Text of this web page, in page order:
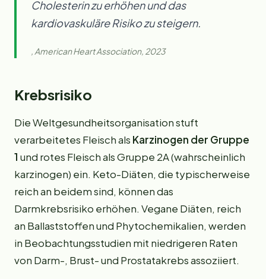
Cholesterin zu erhöhen und das
kardiovaskuläre Risiko zu steigern.
, American Heart Association, 2023
Krebsrisiko
Die Weltgesundheitsorganisation stuft
verarbeitetes Fleisch als Karzinogen der Gruppe
1 und rotes Fleisch als Gruppe 2A (wahrscheinlich
karzinogen) ein. Keto-Diäten, die typischerweise
reich an beidem sind, können das
Darmkrebsrisiko erhöhen. Vegane Diäten, reich
an Ballaststoffen und Phytochemikalien, werden
in Beobachtungsstudien mit niedrigeren Raten
von Darm-, Brust- und Prostatakrebs assoziiert.